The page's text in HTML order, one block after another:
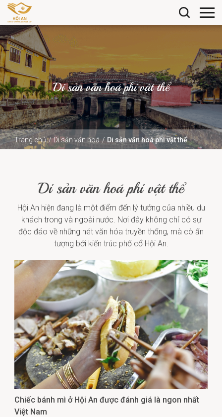
Di sản văn hoá phi vật thể
Trang chủ Di sản văn hoá Di sản văn hoá phi vật thể
Di sản văn hoá phi vật thể
Hội An hiện đang là một điểm đến lý tưởng của nhiều du
khách trong và ngoài nước. Nơi đây không chỉ có sự
độc đáo về những nét văn hóa truyền thống, mà cò ấn
tượng bởi kiến trúc phố cổ Hội An.
Chiếc bánh mì ở Hội An được đánh giá là ngon nhất
Việt Nam